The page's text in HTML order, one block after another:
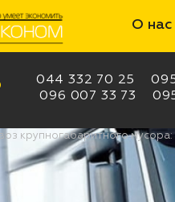
О нас
044 332 70 25
096 007 33 73
крупногабаритного мусора: